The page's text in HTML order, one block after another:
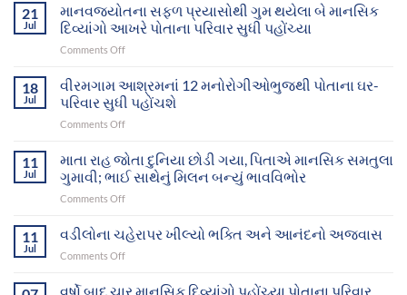
21
Jul
માનવજ્યોતના સફળ પ્રયાસોથી ગુમ થયેલા બે માનસિક
દિવ્યાંગો આખરે પોતાના પરિવાર સુધી પહોંચ્યા
Comments Offon
સફળ
પ્રયાસોથી
ગુમ
થયેલા
માનસિક
દિવ્યાંગો
સુધી
18
Jul
વીરમગામ આશ્રમનાં 12 મનોરોગીઓભુજથી પોતાના ઘર-
પરિવાર સુધી પહોંચશે
Comments Offon
આશ્રમનાં
12
મનોરોગીઓભુજથી
પોતાના
પરિવાર
સુધી
11
Jul
માતા રાહ જોતા દુનિયા છોડી ગયા, પિતાએ માનસિક સમતુલા
ગુમાવી; ભાઈ સાથેનું મિલન બન્યું ભાવવિભોર
Comments Offon
રાહ
જોતા
દુનિયા
ગયા,
11
Jul
વડીલોના ચહેરાપર ખીલ્યો ભક્તિ અને આનંદનો અજવાસ
Comments Offon
ચહેરાપર
વર્ષો બાદ ચાર માનસિક દિવ્યાંગો પહોંચ્યા પોતાના પરિવાર